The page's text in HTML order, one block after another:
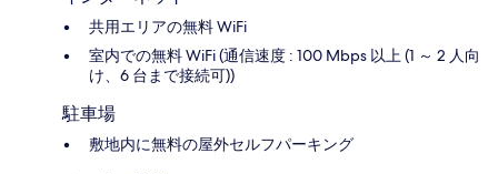
共用エリアの無料 WiFi
室内での無料 WiFi (通信速度 : 100 Mbps 以上 (1 ～ 2 人向
け、6 台まで接続可))
駐車場
敷地内に無料の屋外セルフパーキング